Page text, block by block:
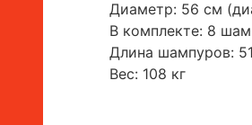
Диаметр: 56 см
В комплекте: 8
Длина шампуров:
Вес: 108 кг